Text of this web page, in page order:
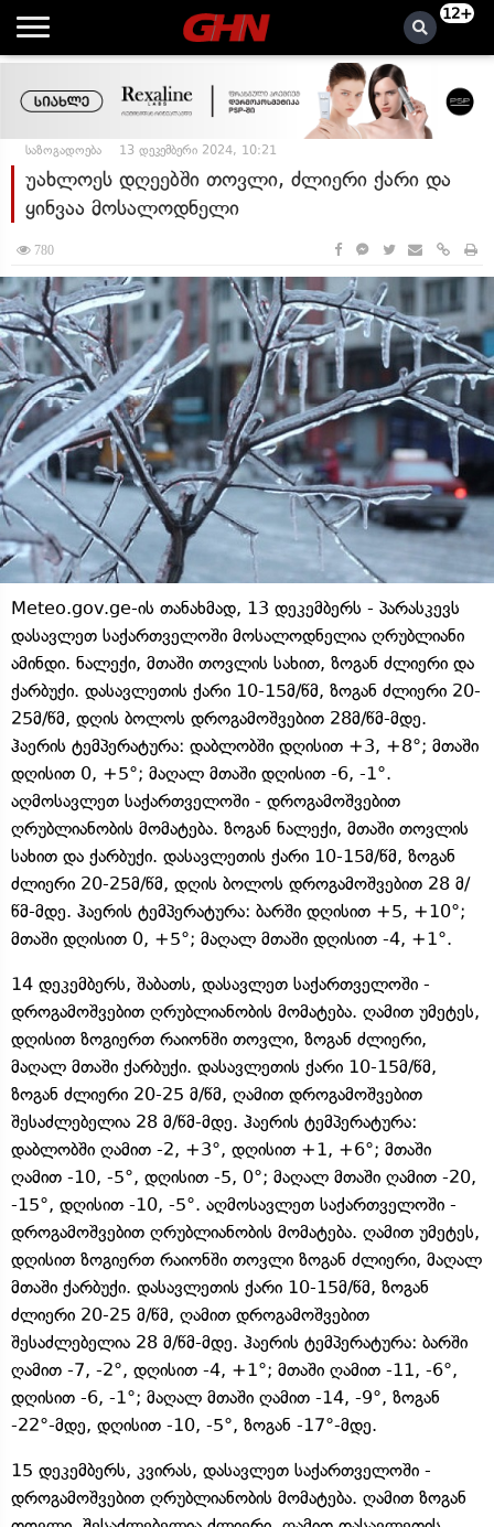
12+
საზოგადოება 13 დეკემბერი 2024, 10:21
უახლოეს დღეებში თოვლი, ძლიერი ქარი და
ყინვაა მოსალოდნელი
780
Meteo.gov.ge-ის თანახმად, 13 დეკემბერს - პარასკევს
დასავლეთ საქართველოში მოსალოდნელია ღრუბლიანი
ამინდი. ნალექი, მთაში თოვლის სახით, ზოგან ძლიერი და
ქარბუქი. დასავლეთის ქარი 10-15მ/წმ, ზოგან ძლიერი 20-
25მ/წმ, დღის ბოლოს დროგამოშვებით 28მ/წმ-მდე.
ჰაერის ტემპერატურა: დაბლობში დღისით +3, +8°; მთაში
დღისით 0, +5°; მაღალ მთაში დღისით -6, -1°.
აღმოსავლეთ საქართველოში - დროგამოშვებით
ღრუბლიანობის მომატება. ზოგან ნალექი, მთაში თოვლის
სახით და ქარბუქი. დასავლეთის ქარი 10-15მ/წმ, ზოგან
ძლიერი 20-25მ/წმ, დღის ბოლოს დროგამოშვებით 28 მ/
წმ-მდე. ჰაერის ტემპერატურა: ბარში დღისით +5, +10°;
მთაში დღისით 0, +5°; მაღალ მთაში დღისით -4, +1°.
14 დეკემბერს, შაბათს, დასავლეთ საქართველოში -
დროგამოშვებით ღრუბლიანობის მომატება. ღამით უმეტეს,
დღისით ზოგიერთ რაიონში თოვლი, ზოგან ძლიერი,
მაღალ მთაში ქარბუქი. დასავლეთის ქარი 10-15მ/წმ,
ზოგან ძლიერი 20-25 მ/წმ, ღამით დროგამოშვებით
შესაძლებელია 28 მ/წმ-მდე. ჰაერის ტემპერატურა:
დაბლობში ღამით -2, +3°, დღისით +1, +6°; მთაში
ღამით -10, -5°, დღისით -5, 0°; მაღალ მთაში ღამით -20,
-15°, დღისით -10, -5°. აღმოსავლეთ საქართველოში -
დროგამოშვებით ღრუბლიანობის მომატება. ღამით უმეტეს,
დღისით ზოგიერთ რაიონში თოვლი ზოგან ძლიერი, მაღალ
მთაში ქარბუქი. დასავლეთის ქარი 10-15მ/წმ, ზოგან
ძლიერი 20-25 მ/წმ, ღამით დროგამოშვებით
შესაძლებელია 28 მ/წმ-მდე. ჰაერის ტემპერატურა: ბარში
ღამით -7, -2°, დღისით -4, +1°; მთაში ღამით -11, -6°,
დღისით -6, -1°; მაღალ მთაში ღამით -14, -9°, ზოგან
-22°-მდე, დღისით -10, -5°, ზოგან -17°-მდე.
15 დეკემბერს, კვირას, დასავლეთ საქართველოში -
დროგამოშვებით ღრუბლიანობის მომატება. ღამით ზოგან